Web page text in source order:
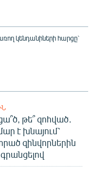
կենդանիների հարցը`
թե՞ զոհված․
է խնայում՝
զինվորներին